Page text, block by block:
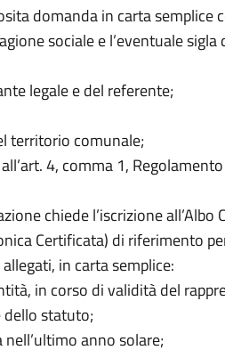
domanda in carta semplice
sociale e l’eventuale sigla
legale e del referente;
territorio comunale;
4, comma 1,
chiede l’iscrizione all’Albo
Certificata) di riferimento
in carta semplice:
in corso di validità del
dello statuto;
anno solare;